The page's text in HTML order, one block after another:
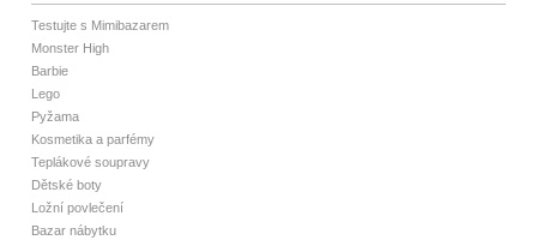
Testujte s Mimibazarem
Monster High
Barbie
Lego
Pyžama
Kosmetika a parfémy
Teplákové soupravy
Dětské boty
Ložní povlečení
Bazar nábytku